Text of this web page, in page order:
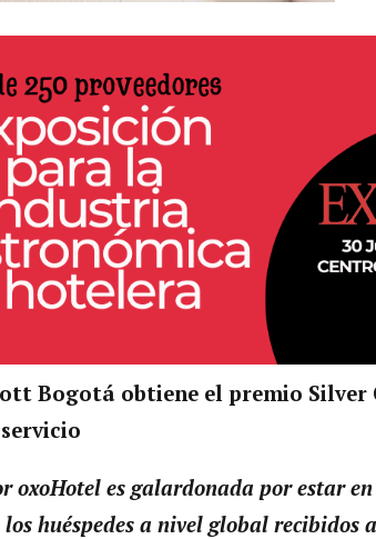
Bogotá obtiene el premio Silver
oxoHotel es galardonada por estar
huéspedes a nivel global recibidos